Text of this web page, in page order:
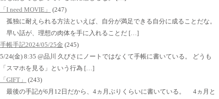
「I need MOVIE」
(247)
孤独に耐えられる方法といえば、自分が満足できる自分に成ることだな。
早い話が、理想の肉体を手に入れることだ […]
手帳手記2024/05/25金 (245)
5/24(金) 8:35 @品川 久びさにノートではなくて手帳に書いている。 どうも
「スマホを見る」という行為 […]
「GIFT」
(243)
最後の手記が6月12日だから、4ヵ月ぶりくらいに書いている。 4ヵ月と